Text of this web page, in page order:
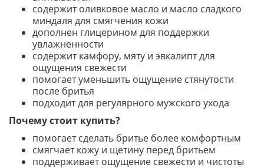
содержит оливковое масло и масло сладкого
миндаля для смягчения кожи
дополнен глицерином для поддержки
увлажненности
содержит камфору, мяту и эвкалипт для
ощущения свежести
помогает уменьшить ощущение стянутости
после бритья
подходит для регулярного мужского ухода
Почему стоит купить?
помогает сделать бритье более комфортным
смягчает кожу и щетину перед бритьем
поддерживает ощущение свежести и чистоты